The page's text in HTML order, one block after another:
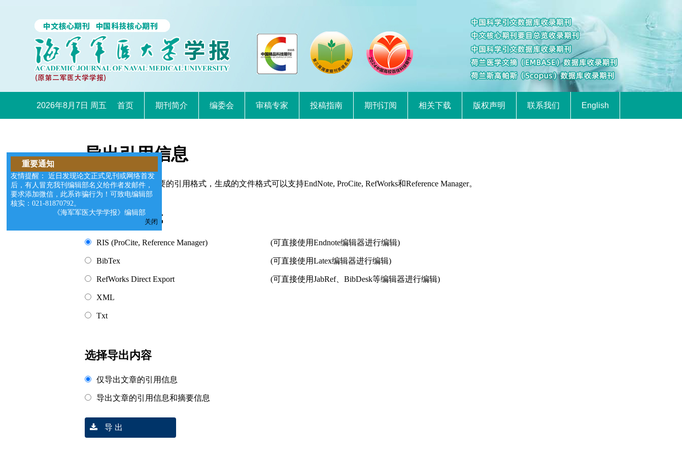
2026年8月7日 周五 首页 期刊简介 编委会 审稿专家 投稿指南 期刊订阅 相关下载 版权声明 联系我们 English
导出引用信息
您可以选择适合您需要的引用格式，生成的文件格式可以支持EndNote, ProCite, RefWorks和Reference Manager。
请选择导出格式
RIS (ProCite, Reference Manager) (可直接使用Endnote编辑器进行编辑)
BibTex (可直接使用Latex编辑器进行编辑)
RefWorks Direct Export (可直接使用JabRef、BibDesk等编辑器进行编辑)
XML
Txt
选择导出内容
仅导出文章的引用信息
导出文章的引用信息和摘要信息
导 出
重要通知
友情提醒： 近日发现论文正式见刊或网络首发
后，有人冒充我刊编辑部名义给作者发邮件，
要求添加微信，此系诈骗行为！可致电编辑部
核实：021-81870792。
《海军军医大学学报》编辑部
关闭